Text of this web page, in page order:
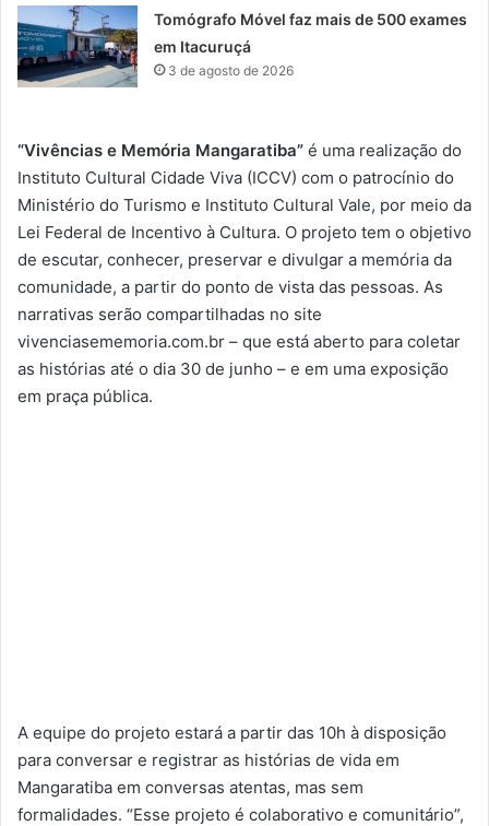
Tomógrafo Móvel faz mais de 500 exames
em Itacuruçá
3 de agosto de 2026
“Vivências e Memória Mangaratiba” é uma realização do
Instituto Cultural Cidade Viva (ICCV) com o patrocínio do
Ministério do Turismo e Instituto Cultural Vale, por meio da
Lei Federal de Incentivo à Cultura. O projeto tem o objetivo
de escutar, conhecer, preservar e divulgar a memória da
comunidade, a partir do ponto de vista das pessoas. As
narrativas serão compartilhadas no site
vivenciasememoria.com.br – que está aberto para coletar
as histórias até o dia 30 de junho – e em uma exposição
em praça pública.
A equipe do projeto estará a partir das 10h à disposição
para conversar e registrar as histórias de vida em
Mangaratiba em conversas atentas, mas sem
formalidades. “Esse projeto é colaborativo e comunitário”,